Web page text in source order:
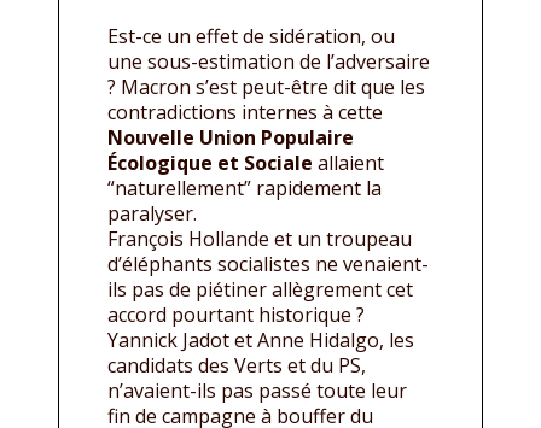
Est-ce un effet de sidération, ou
une sous-estimation de l’adversaire
? Macron s’est peut-être dit que les
contradictions internes à cette
Nouvelle Union Populaire
Écologique et Sociale allaient
“naturellement” rapidement la
paralyser.
François Hollande et un troupeau
d’éléphants socialistes ne venaient-
ils pas de piétiner allègrement cet
accord pourtant historique ?
Yannick Jadot et Anne Hidalgo, les
candidats des Verts et du PS,
n’avaient-ils pas passé toute leur
fin de campagne à bouffer du